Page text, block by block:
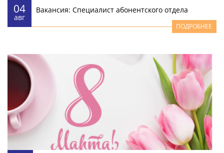
04
авг
Вакансия: Специалист абонентского отдела
ПОДРОБНЕЕ